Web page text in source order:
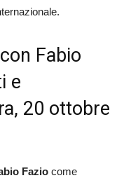
Fabio
e
20 ottobre
Fazio come